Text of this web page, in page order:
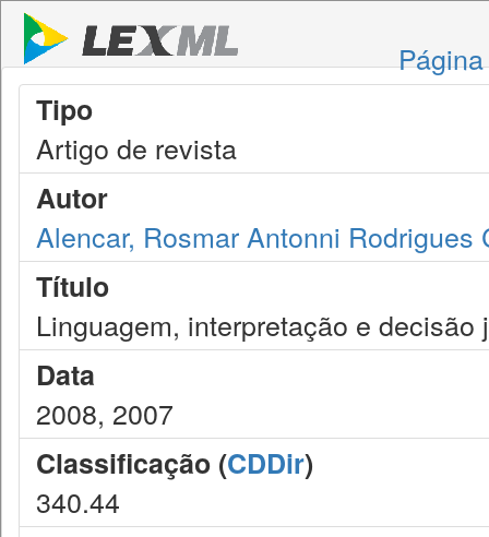
Tipo
Artigo de revista
Autor
Alencar, Rosmar Antonni Rodrigues
Título
Linguagem, interpretação e decisão
Data
2008, 2007
Classificação (CDDir)
340.44